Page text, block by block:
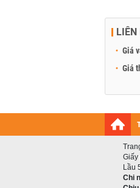
LIÊN
Giá
Giá
Giấy
Lầu
Chi